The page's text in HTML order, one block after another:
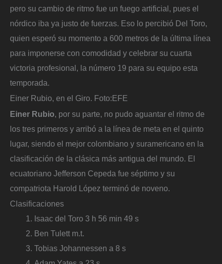
pero su cambio de ritmo fue un fuego artificial, pues el
nórdico iba ya justo de fuerzas. Eso lo percibió Del Toro,
quien esperó su momento a 600 metros de la última línea
para imponerse con comodidad y celebrar su cuarta
victoria profesional, la número 19 para su equipo esta
temporada.
Einer Rubio, en el Giro. Foto:EFE
Einer Rubio, por su parte, no pudo aguantar el ritmo de
los tres primeros y arribó a la línea de meta en el quinto
lugar, siendo el mejor colombiano y suramericano en la
clasificación de la clásica más antigua del mundo. El
ecuatoriano Jefferson Cepeda fue séptimo y su
compatriota Harold López terminó de noveno.
Clasificaciones
Isaac del Toro 3 h 56 min 49 s
Ben Tulett m.t.
Tobias Johannessen a 8 s